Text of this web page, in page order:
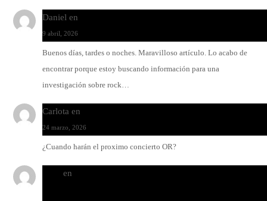
Daniel en
9 abril, 2026
Buenos días, tardes o noches. Maravilloso artículo. Lo acabo de
encontrar porque estoy buscando información para una
investigación sobre rock…
Carlota en
24 marzo, 2026
¿Cuando harán el proximo concierto OR?
en